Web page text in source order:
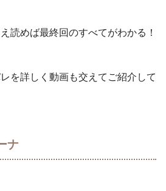
読めば最終回のすべてがわかる！
を詳しく動画も交えてご紹介して
ナ